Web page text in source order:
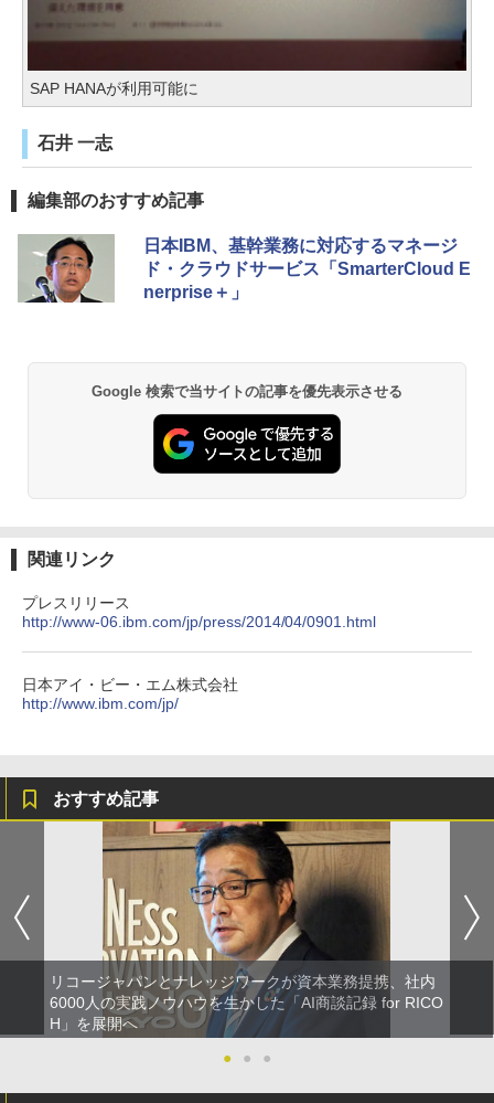
SAP HANAが利用可能に
石井 一志
編集部のおすすめ記事
日本IBM、基幹業務に対応するマネージ
ド・クラウドサービス「SmarterCloud E
nerprise＋」
Google 検索で当サイトの記事を優先表示させる
関連リンク
プレスリリース
http://www-06.ibm.com/jp/press/2014/04/0901.html
日本アイ・ビー・エム株式会社
http://www.ibm.com/jp/
おすすめ記事
リコージャパンとナレッジワークが資本業務提携、社内
6000人の実践ノウハウを生かした「AI商談記録 for RICO
H」を展開へ
●
● ●